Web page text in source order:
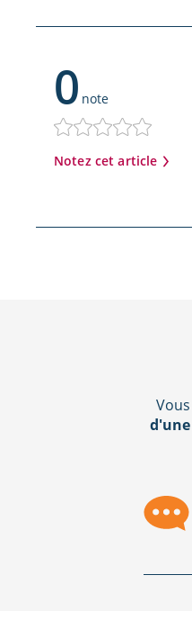
0note
Notez cet article